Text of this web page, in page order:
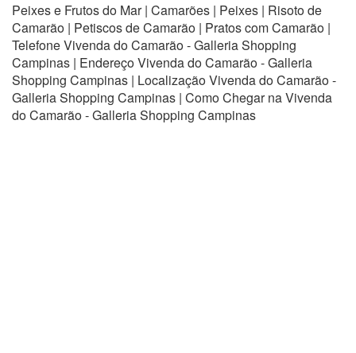
Peixes e Frutos do Mar | Camarões | Peixes | Risoto de
Camarão | Petiscos de Camarão | Pratos com Camarão |
Telefone Vivenda do Camarão - Galleria Shopping
Campinas | Endereço Vivenda do Camarão - Galleria
Shopping Campinas | Localização Vivenda do Camarão -
Galleria Shopping Campinas | Como Chegar na Vivenda
do Camarão - Galleria Shopping Campinas